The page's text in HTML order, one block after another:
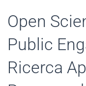
Open
Public
Ricerca